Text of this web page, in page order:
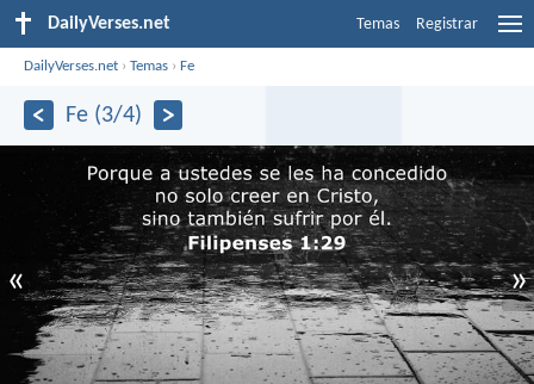
DailyVerses.net Temas Registrar
DailyVerses.net ›Temas ›Fe
Fe (3/4)
« »